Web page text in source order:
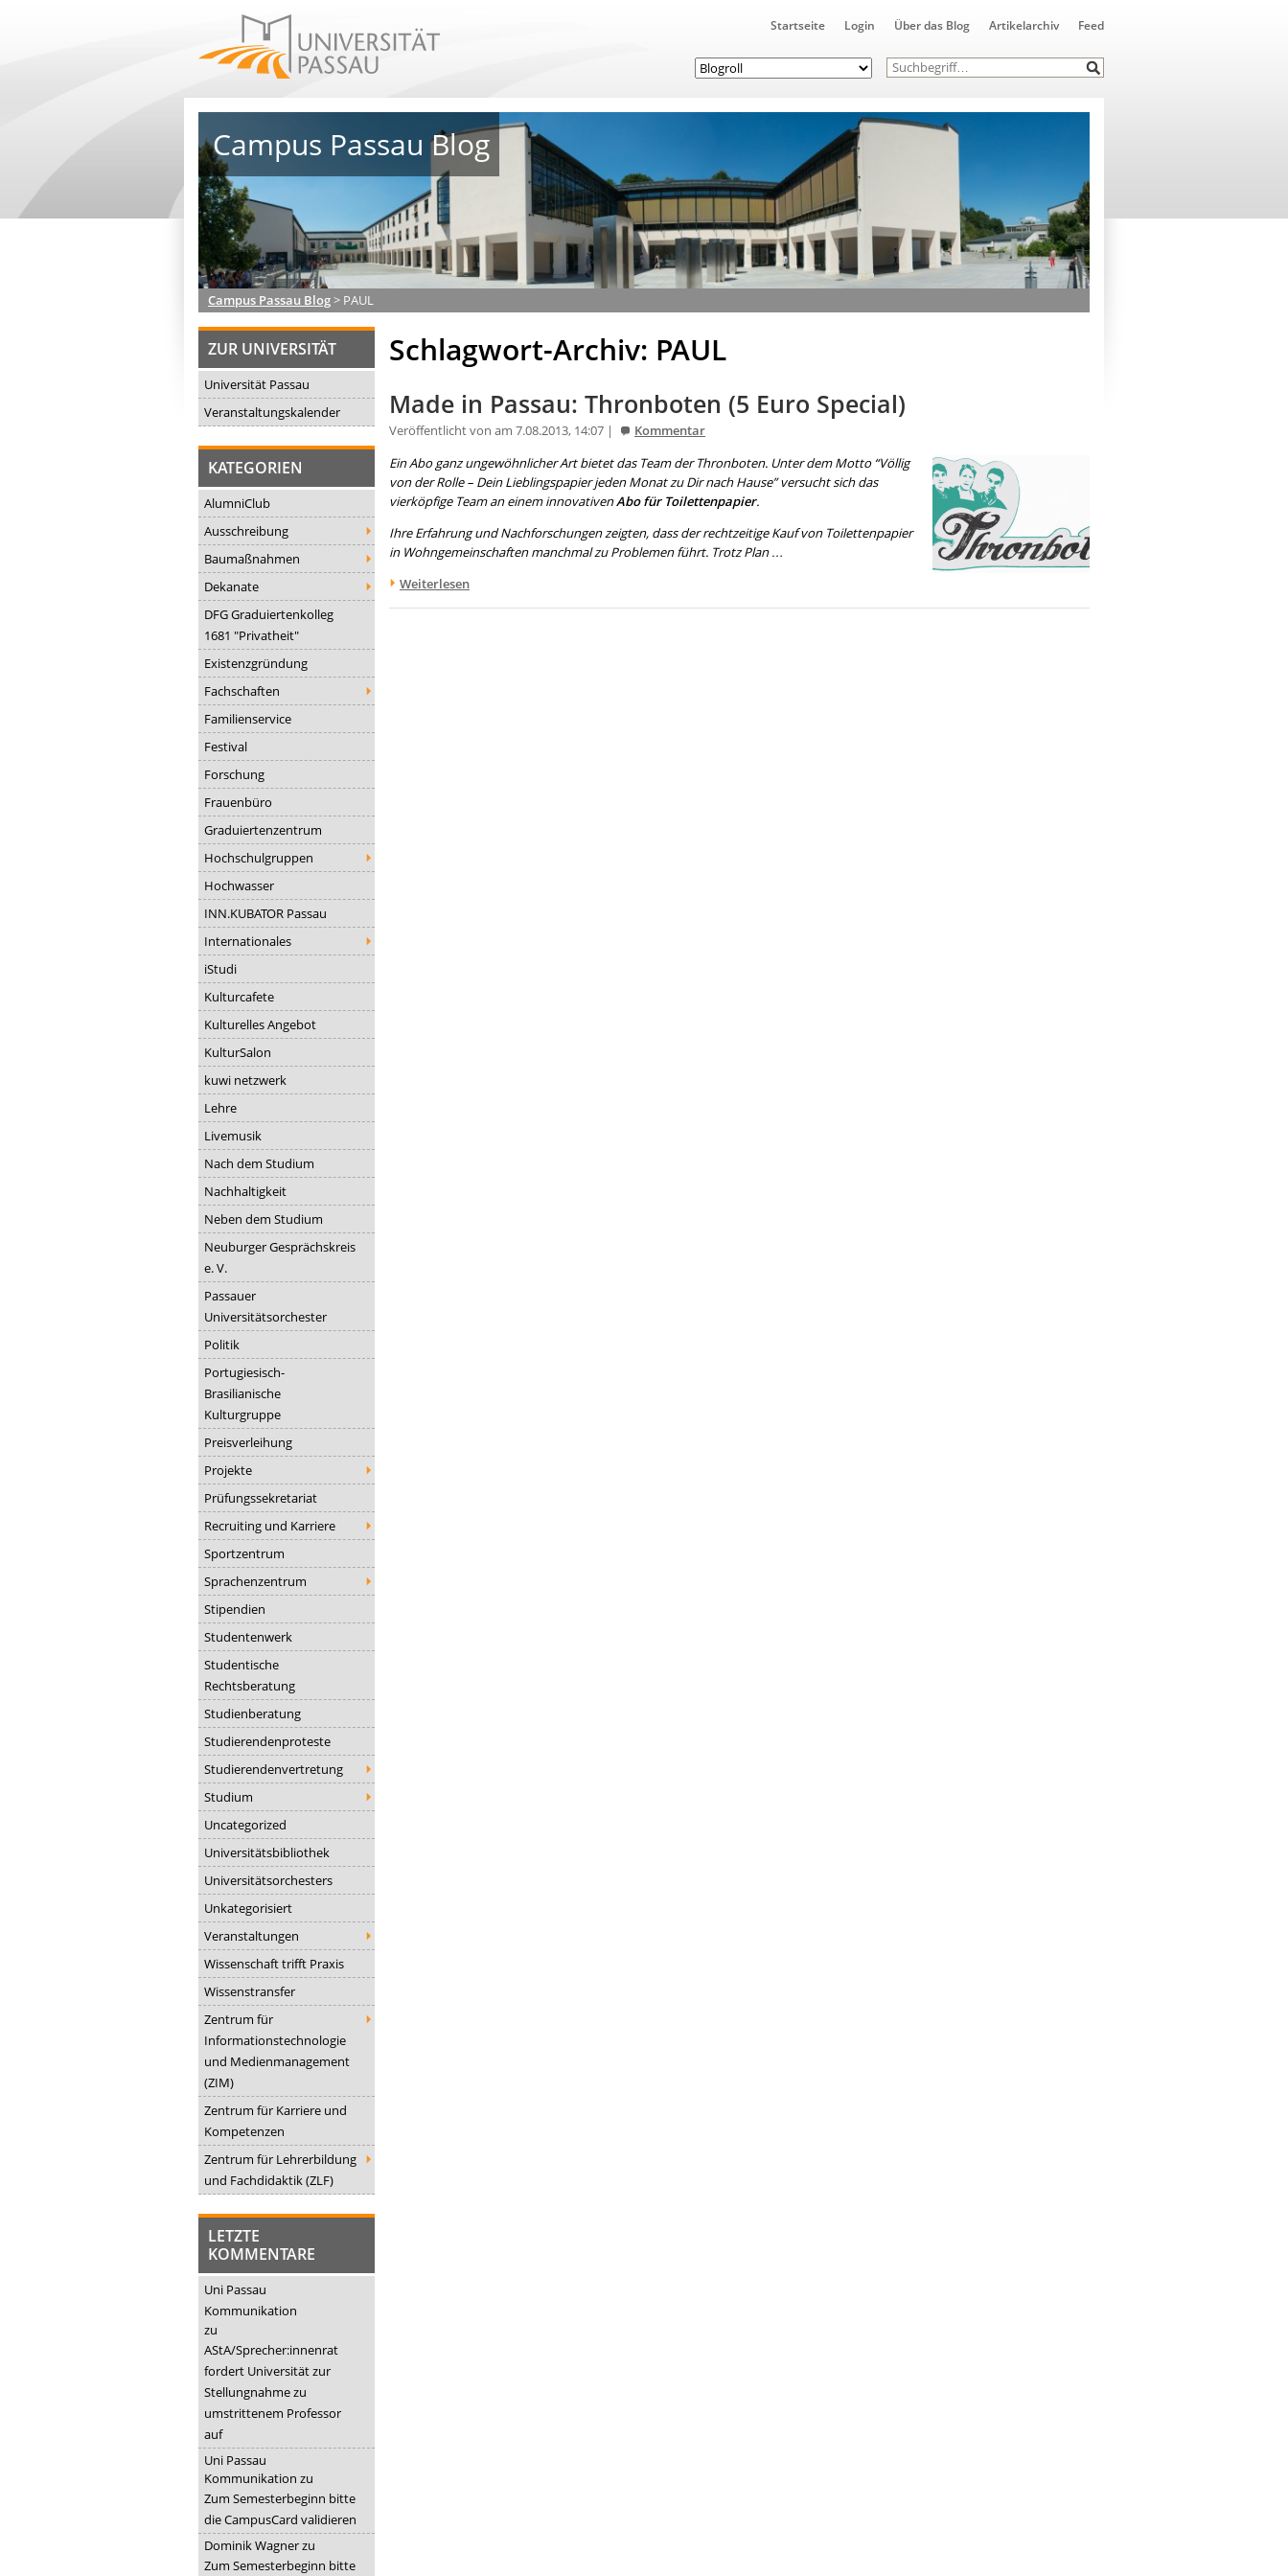
Startseite Login Über das Blog Artikelarchiv Feed
Campus Passau Blog
Campus Passau Blog> PAUL
ZUR UNIVERSITÄT
Universität Passau
Veranstaltungskalender
KATEGORIEN
AlumniClub
Ausschreibung
Baumaßnahmen
Dekanate
DFG Graduiertenkolleg
1681 "Privatheit"
Existenzgründung
Fachschaften
Familienservice
Festival
Forschung
Frauenbüro
Graduiertenzentrum
Hochschulgruppen
Hochwasser
INN.KUBATOR Passau
Internationales
iStudi
Kulturcafete
Kulturelles Angebot
KulturSalon
kuwi netzwerk
Lehre
Livemusik
Nach dem Studium
Nachhaltigkeit
Neben dem Studium
Neuburger Gesprächskreis
e. V.
Passauer
Universitätsorchester
Politik
Portugiesisch-
Brasilianische
Kulturgruppe
Preisverleihung
Projekte
Prüfungssekretariat
Recruiting und Karriere
Sportzentrum
Sprachenzentrum
Stipendien
Studentenwerk
Studentische
Rechtsberatung
Studienberatung
Studierendenproteste
Studierendenvertretung
Studium
Uncategorized
Universitätsbibliothek
Universitätsorchesters
Unkategorisiert
Veranstaltungen
Wissenschaft trifft Praxis
Wissenstransfer
Zentrum für
Informationstechnologie
und Medienmanagement
(ZIM)
Zentrum für Karriere und
Kompetenzen
Zentrum für Lehrerbildung
und Fachdidaktik (ZLF)
LETZTE
KOMMENTARE
Uni Passau
Kommunikation
zu
AStA/Sprecher:innenrat
fordert Universität zur
Stellungnahme zu
umstrittenem Professor
auf
Uni Passau
Kommunikation zu
Zum Semesterbeginn bitte
die CampusCard validieren
Dominik Wagnerzu
Zum Semesterbeginn bitte
Schlagwort-Archiv: PAUL
Made in Passau: Thronboten (5 Euro Special)
Veröffentlicht von am 7.08.2013, 14:07 | Kommentar
Ein Abo ganz ungewöhnlicher Art bietet das Team derThronboten. Unter dem Motto “Völlig
von der Rolle – Dein Lieblingspapier jeden Monat zu Dir nach Hause” versucht sich das
vierköpfige Team an einem innovativenAbo für Toilettenpapier.
Ihre Erfahrung und Nachforschungen zeigten, dass der rechtzeitige Kauf von Toilettenpapier
in Wohngemeinschaften manchmal zu Problemen führt. Trotz Plan …
Weiterlesen